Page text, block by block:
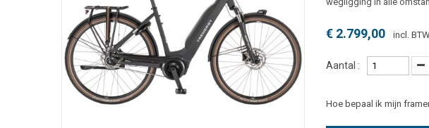
€ 2.799,00 incl. BTW
Aantal :
Hoe bepaal ik mijn